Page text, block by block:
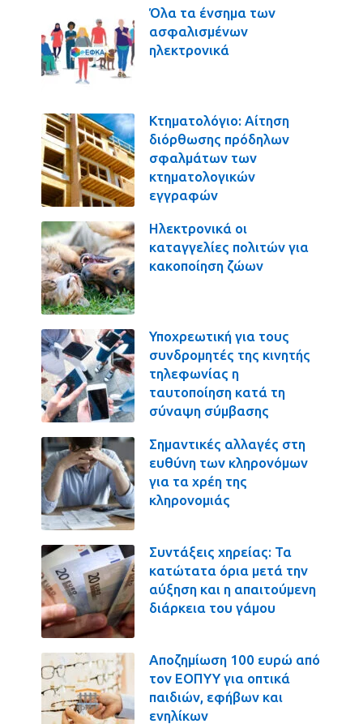
Όλα τα ένσημα των
ασφαλισμένων
ηλεκτρονικά
Κτηματολόγιο: Αίτηση
διόρθωσης πρόδηλων
σφαλμάτων των
κτηματολογικών
εγγραφών
Ηλεκτρονικά οι
καταγγελίες πολιτών για
κακοποίηση ζώων
Υποχρεωτική για τους
συνδρομητές της κινητής
τηλεφωνίας η
ταυτοποίηση κατά τη
σύναψη σύμβασης
Σημαντικές αλλαγές στη
ευθύνη των κληρονόμων
για τα χρέη της
κληρονομιάς
Συντάξεις χηρείας: Τα
κατώτατα όρια μετά την
αύξηση και η απαιτούμενη
διάρκεια του γάμου
Αποζημίωση 100 ευρώ από
τον ΕΟΠΥΥ για οπτικά
παιδιών, εφήβων και
ενηλίκων